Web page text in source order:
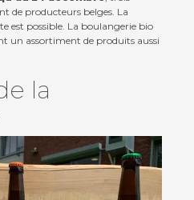
de producteurs belges. La
est possible. La boulangerie bio
un assortiment de produits aussi
la